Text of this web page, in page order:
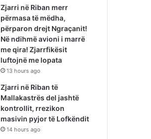
Zjarri në Riban merr
përmasa të mëdha,
përparon drejt Ngraçanit!
Në ndihmë avioni i marrë
me qira! Zjarrfikësit
luftojnë me lopata
13 hours ago
Zjarri në Riban të
Mallakastrës del jashtë
kontrollit, rrezikon
masivin pyjor të Lofkëndit
14 hours ago